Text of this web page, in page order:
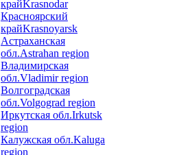
крайKrasnodar
Красноярский
крайKrasnoyarsk
Астраханская
обл.Astrahan region
Владимирская
обл.Vladimir region
Волгоградская
обл.Volgograd region
Иркутская обл.Irkutsk
region
Калужская обл.Kaluga
region